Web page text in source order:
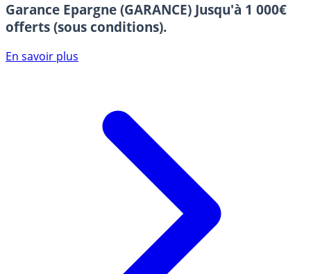
Garance Epargne (GARANCE) Jusqu'à 1 000€
offerts (sous conditions).
En savoir plus